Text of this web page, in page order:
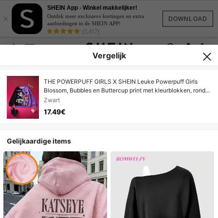
DOWNLOAD
×
SHEIN App - Winkel makkelijker!
Ontdek meer exclusieve kortingen en extra
aanbiedingen in de SHEIN APP!
(5,417)
Vergelijk
THE POWERPUFF GIRLS X SHEIN Leuke Powerpuff Girls
Blossom, Bubbles en Buttercup print met kleurblokken, ronde
hals en verlaagde schouders, casual alledaagse sweater voor
tienermeisjes
Zwart
17.49€
Gelijkaardige items